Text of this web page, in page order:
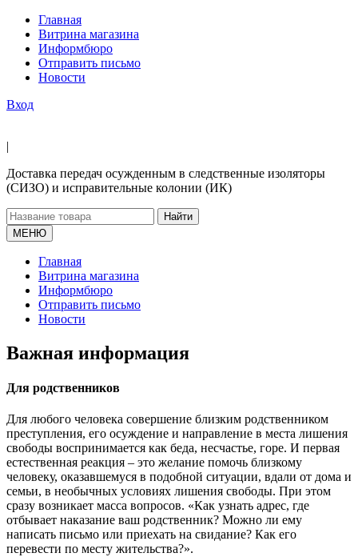
Главная
Витрина магазина
Информбюро
Отправить письмо
Новости
Вход
|
Доставка передач осужденным в следственные изоляторы
(СИЗО) и исправительные колонии (ИК)
Найти
МЕНЮ
Главная
Витрина магазина
Информбюро
Отправить письмо
Новости
Важная информация
Для родственников
Для любого человека совершение близким родственником
преступления, его осуждение и направление в места лишения
свободы воспринимается как беда, несчастье, горе. И первая
естественная реакция – это желание помочь близкому
человеку, оказавшемуся в подобной ситуации, вдали от дома и
семьи, в необычных условиях лишения свободы. При этом
сразу возникает масса вопросов. «Как узнать адрес, где
отбывает наказание ваш родственник? Можно ли ему
написать письмо или приехать на свидание? Как его
перевести по месту жительства?».